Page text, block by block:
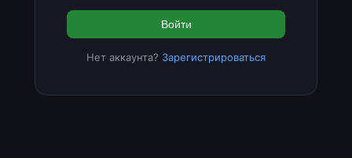
Войти
Нет аккаунта? Зарегистрироваться